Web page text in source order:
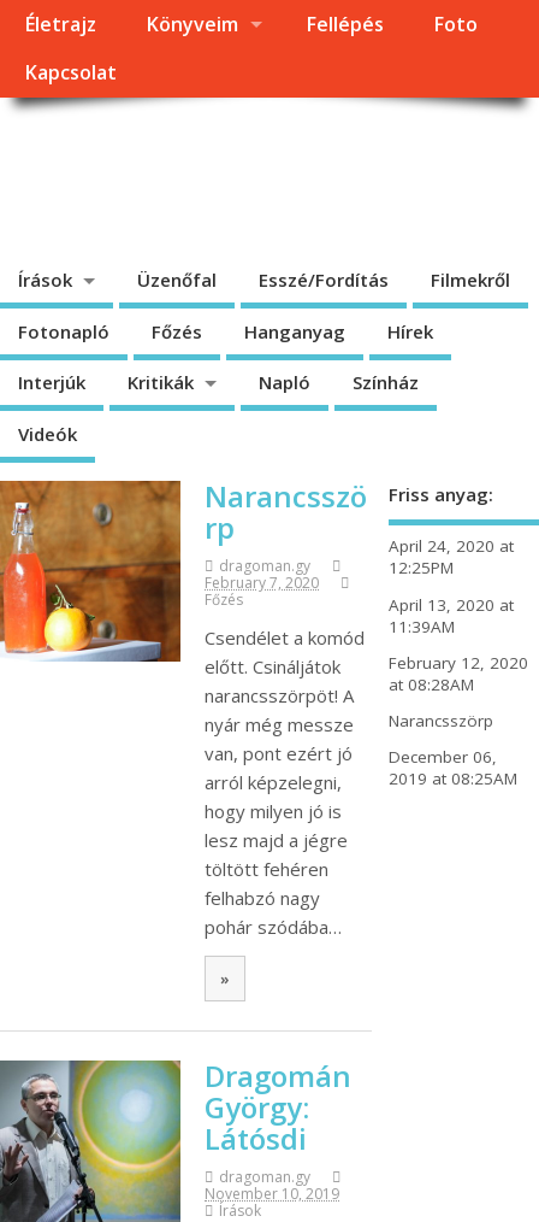
Életrajz Könyveim Fellépés
Foto
Kapcsolat
Írások Üzenőfal Esszé/Fordítás Filmekről
Fotonapló Főzés Hanganyag Hírek
Interjúk Kritikák Napló Színház
Videók
Narancsszö
rp
dragoman.gy
February 7, 2020
Főzés
Csendélet a komód
előtt. Csináljátok
narancsszörpöt! A
nyár még messze
van, pont ezért jó
arról képzelegni,
hogy milyen jó is
lesz majd a jégre
töltött fehéren
felhabzó nagy
pohár szódába…
»
Dragomán
György:
Látósdi
dragoman.gy
November 10, 2019
Írások
Friss anyag:
April 24, 2020 at
12:25PM
April 13, 2020 at
11:39AM
February 12, 2020
at 08:28AM
Narancsszörp
December 06,
2019 at 08:25AM